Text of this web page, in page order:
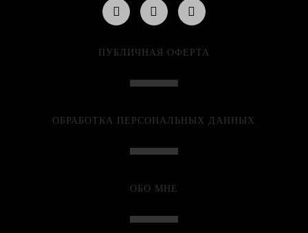
ПУБЛИЧНАЯ ОФЕРТА
ОБРАБОТКА ПЕРСОНАЛЬНЫХ ДАННЫХ
ОБО МНЕ